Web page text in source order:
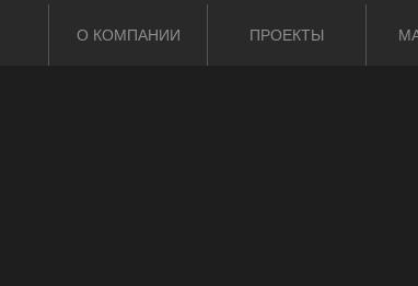
О КОМПАНИИ ПРОЕКТЫ